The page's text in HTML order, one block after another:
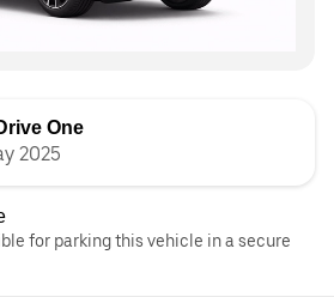
One
2025
for parking this vehicle in a secure